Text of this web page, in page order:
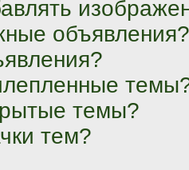
объявления?
темы?
тем?